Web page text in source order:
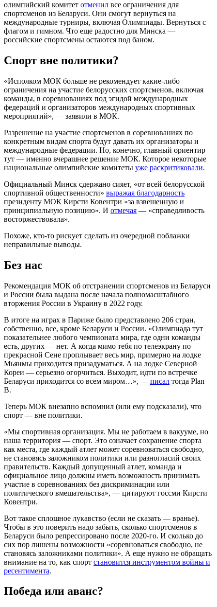
олимпийский комитет отменил все ограничения для
спортсменов из Беларуси. Они смогут вернуться на
международные турниры, включая Олимпиады. Вернуться с
флагом и гимном. Что еще радостно для Минска —
российские спортсмены остаются под баном.
Спорт вне политики?
«Исполком МОК больше не рекомендует какие-либо
ограничения на участие белорусских спортсменов, включая
команды, в соревнованиях под эгидой международных
федераций и организаторов международных спортивных
мероприятий», — заявили в МОК.
Разрешение на участие спортсменов в соревнованиях по
конкретным видам спорта будут давать их организаторы и
международные федерации. Но, конечно, главный ориентир
тут — именно вчерашнее решение МОК. Которое некоторые
национальные олимпийские комитеты уже раскритиковали.
Официальный Минск сдержано сияет, «от всей белорусской
спортивной общественности» выражая благодарность
президенту МОК Кирсти Ковентри «за взвешенную и
принципиальную позицию». И отмечая — «справедливость
восторжествовала».
Похоже, кто-то рискует сделать из очередной поблажки
неправильные выводы.
Без нас
Рекомендация МОК об отстранении спортсменов из Беларуси
и России была выдана после начала полномасштабного
вторжения России в Украину в 2022 году.
В итоге на играх в Париже было представлено 206 стран,
собственно, все, кроме Беларуси и России. «Олимпиада тут
показательнее любого чемпионата мира, где одни команды
есть, других — нет. А когда мимо тебя по телеэкрану по
прекрасной Сене проплывает весь мир, примерно на лодке
Мьянмы приходится призадуматься. А на лодке Северной
Кореи — серьезно огорчиться. Выходит, идти по встречке
Беларуси приходится со всем миром…», — писал тогда Plan
B.
Теперь МОК внезапно вспомнил (или ему подсказали), что
спорт — вне политики.
«Мы спортивная организация. Мы не работаем в вакууме, но
наша территория — спорт. Это означает сохранение спорта
как места, где каждый атлет может соревноваться свободно,
не становясь заложником политики или разногласий своих
правительств. Каждый допущенный атлет, команда и
официальное лицо должны иметь возможность принимать
участие в соревнованиях без дискриминации или
политического вмешательства», — цитируют госсми Кирсти
Ковентри.
Вот такое сплошное лукавство (если не сказать — вранье).
Чтобы в это поверить надо забыть, сколько спортсменов в
Беларуси было репрессировано после 2020-го. И сколько до
сих пор лишены возможности «соревноваться свободно, не
становясь заложниками политики». А еще нужно не обращать
внимание на то, как спорт становится инструментом войны и
ресентимента.
Победа или аванс?